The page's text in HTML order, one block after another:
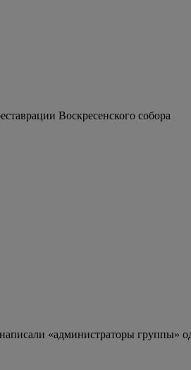
Воскресенского собора
«администраторы группы»